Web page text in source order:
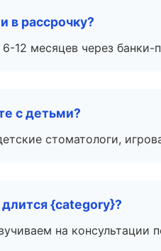
в рассрочку?
12 месяцев через банки-
с детьми?
стоматологи,
{category}?
на консультации